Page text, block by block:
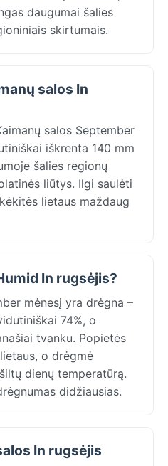
daugumai šalies
skirtumais.
salos In
salos September
iškrenta 140 mm
šalies regionų
liūtys. Ilgi saulėti
lietaus maždaug
In rugsėjis?
mėnesį yra drėgna –
74%, o
tvanku. Popietės
o drėgmė
dienų temperatūrą.
didžiausias.
In rugsėjis